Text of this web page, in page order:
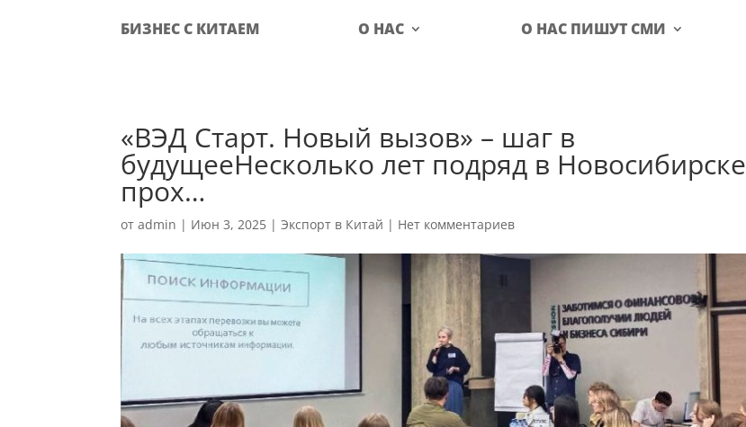
БИЗНЕС С КИТАЕМ О НАС О НАС ПИШУТ СМИ
«ВЭД Старт. Новый вызов» – шаг в
будущееНесколько лет подряд в Новосибирске
прох…
отadmin | Июн 3, 2025 |Экспорт в Китай | Нет комментариев